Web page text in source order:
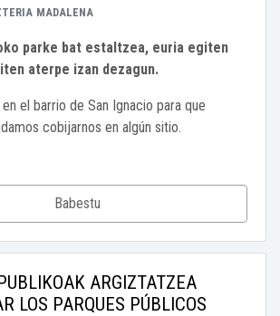
MADALENA
parke bat estaltzea, euria egiten
aterpe izan dezagun.
el barrio de San Ignacio para que
cobijarnos en algún sitio.
Babestu
ARGIZTATZEA
LOS PARQUES PÚBLICOS